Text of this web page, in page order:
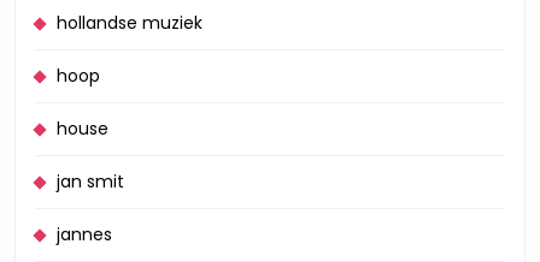
hollandse muziek
hoop
house
jan smit
jannes